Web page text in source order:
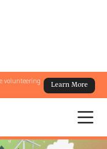
volunteering
Learn More